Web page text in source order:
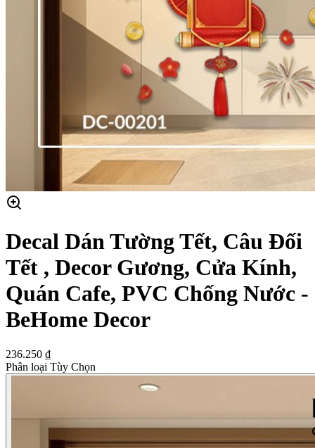
Decal Dán Tường Tết, Câu Đối
Tết , Decor Gương, Cửa Kính,
Quán Cafe, PVC Chống Nước -
BeHome Decor
236.250 ₫
Phân loại Tùy Chọn